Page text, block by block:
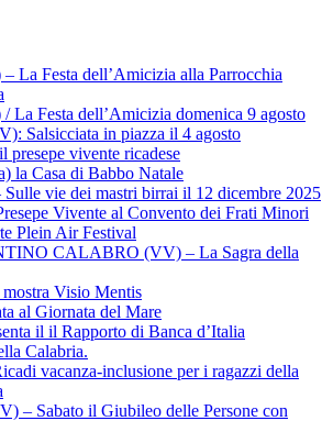
La Festa dell’Amicizia alla Parrocchia
Festa dell’Amicizia domenica 9 agosto
Salsicciata in piazza il 4 agosto
vivente ricadese
la Casa di Babbo Natale
vie dei mastri birrai il 12 dicembre 2025
Vivente al Convento dei Frati Minori
Plein Air Festival
CALABRO (VV) – La Sagra della
Visio Mentis
al Giornata del Mare
il il Rapporto di Banca d’Italia
Calabria.
vacanza-inclusione per i ragazzi della
– Sabato il Giubileo delle Persone con